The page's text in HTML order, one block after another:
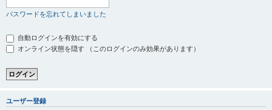
パスワードを忘れてしまいました
自動ログインを有効にする
オンライン状態を隠す （このログインのみ効果があります）
ユーザー登録